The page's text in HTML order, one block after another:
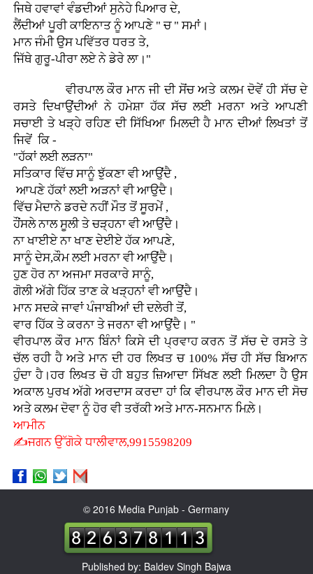
ਜਿਥੇ ਹਵਾਵਾਂ ਵੰਡਦੀਆਂ ਸੁਨੇਹੇ ਪਿਆਰ ਦੇ,
ਲੈਂਦੀਆਂ ਪੂਰੀ ਕਾਇਨਾਤ ਨੂੰ ਆਪਣੇ " ਚ " ਸਮਾਂ।
ਮਾਨ ਜੰਮੀ ਉਸ ਪਵਿੱਤਰ ਧਰਤ ਤੇ,
ਜਿੱਥੇ ਗੁਰੂ-ਪੀਰਾ ਲਏ ਨੇ ਡੇਰੇ ਲਾ।"
ਵੀਰਪਾਲ ਕੌਰ ਮਾਨ ਜੀ ਦੀ ਸੋਂਚ ਅਤੇ ਕਲਮ ਦੋਵੇਂ ਹੀ ਸੱਚ ਦੇ
ਰਸਤੇ ਦਿਖਾਉਂਦੀਆਂ ਨੇ ਹਮੇਸ਼ਾ ਹੱਕ ਸੱਚ ਲਈ ਮਰਨਾ ਅਤੇ ਆਪਣੀ
ਸਚਾਈ ਤੇ ਖੜ੍ਹੇ ਰਹਿਣ ਦੀ ਸਿੱਖਿਆ ਮਿਲਦੀ ਹੈ ਮਾਨ ਦੀਆਂ ਲਿਖਤਾਂ ਤੋਂ
ਜਿਵੇਂ ਕਿ -
"ਹੱਕਾਂ ਲਈ ਲੜਨਾ"
ਸਤਿਕਾਰ ਵਿੱਚ ਸਾਨੂੰ ਝੁੱਕਣਾ ਵੀ ਆਉਂਦੈ ,
ਆਪਣੇ ਹੱਕਾਂ ਲਈ ਅੜਨਾਂ ਵੀ ਆਉਦੈ।
ਵਿੱਚ ਮੈਦਾਨੇ ਡਰਦੇ ਨਹੀਂ ਮੌਤ ਤੋਂ ਸੂਰਮੇਂ ,
ਹੌਂਸਲੇ ਨਾਲ ਸੂਲੀ ਤੇ ਚੜ੍ਹਨਾ ਵੀ ਆਉਂਦੈ।
ਨਾ ਖਾਈਏ ਨਾ ਖਾਣ ਦੇਈਏ ਹੱਕ ਆਪਣੇ,
ਸਾਨੂੰ ਦੇਸ,ਕੌਮ ਲਈ ਮਰਨਾ ਵੀ ਆਉਂਦੈ।
ਹੁਣ ਹੋਰ ਨਾ ਅਜਮਾ ਸਰਕਾਰੇ ਸਾਨੂੰ,
ਗੋਲੀ ਅੱਗੇ ਹਿੱਕ ਤਾਣ ਕੇ ਖੜ੍ਹਨਾਂ ਵੀ ਆਉਂਦੈ।
ਮਾਨ ਸਦਕੇ ਜਾਵਾਂ ਪੰਜਾਬੀਆਂ ਦੀ ਦਲੇਰੀ ਤੋਂ,
ਵਾਰ ਹਿੱਕ ਤੇ ਕਰਨਾ ਤੇ ਜਰਨਾ ਵੀ ਆਉਂਦੈ। "
ਵੀਰਪਾਲ ਕੌਰ ਮਾਨ ਬਿੰਨਾਂ ਕਿਸੇ ਦੀ ਪ੍ਰਵਾਹ ਕਰਨ ਤੋਂ ਸੱਚ ਦੇ ਰਸਤੇ ਤੇ
ਚੱਲ ਰਹੀ ਹੈ ਅਤੇ ਮਾਨ ਦੀ ਹਰ ਲਿਖਤ ਚ 100% ਸੱਚ ਹੀ ਸੱਚ ਬਿਆਨ
ਹੁੰਦਾ ਹੈ।ਹਰ ਲਿਖਤ ਚੋ ਹੀ ਬਹੁਤ ਜ਼ਿਆਦਾ ਸਿੱਖਣ ਲਈ ਮਿਲਦਾ ਹੈ ਉਸ
ਅਕਾਲ ਪੁਰਖ ਅੱਗੇ ਅਰਦਾਸ ਕਰਦਾ ਹਾਂ ਕਿ ਵੀਰਪਾਲ ਕੌਰ ਮਾਨ ਦੀ ਸੋਚ
ਅਤੇ ਕਲਮ ਦੋਵਾ ਨੂੰ ਹੋਰ ਵੀ ਤਰੱਕੀ ਅਤੇ ਮਾਨ-ਸਨਮਾਨ ਮਿਲ਼ੇ।
ਆਮੀਨ
✍ਜਗਨ ਉੱਗੋਕੇ ਧਾਲੀਵਾਲ,9915598209
© 2016 Media Punjab - Germany
Published by: Baldev Singh Bajwa